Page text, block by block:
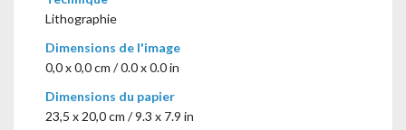
Lithographie
Dimensions de l'image
0,0 x 0,0 cm / 0.0 x 0.0 in
Dimensions du papier
23,5 x 20,0 cm / 9.3 x 7.9 in